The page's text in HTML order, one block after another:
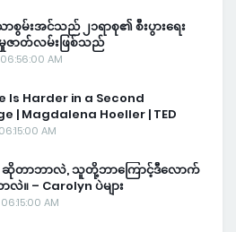
စွမ်းအင်သည် ၂၁ရာစု၏ စီးပွားရေး
မှုဇာတ်လမ်းဖြစ်သည်
AM
Is Harder in a Second
| Magdalena Hoeller | TED
AM
ဆိုတာဘာလဲ, သူတို့ဘာကြောင့်ဒီလောက်
ာလဲ။ – Carolyn ပဲများ
AM